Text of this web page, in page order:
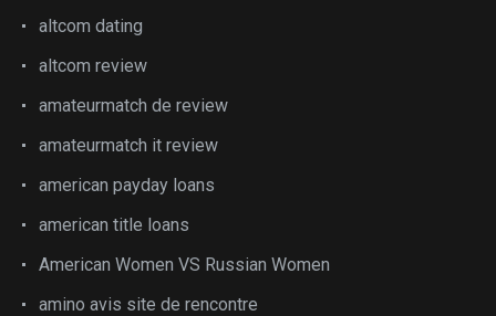
altcom dating
altcom review
amateurmatch de review
amateurmatch it review
american payday loans
american title loans
American Women VS Russian Women
amino avis site de rencontre